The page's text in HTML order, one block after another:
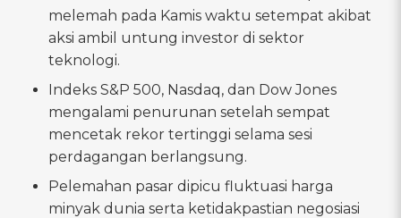
melemah pada Kamis waktu setempat akibat
aksi ambil untung investor di sektor
teknologi.
Indeks S&P 500, Nasdaq, dan Dow Jones
mengalami penurunan setelah sempat
mencetak rekor tertinggi selama sesi
perdagangan berlangsung.
Pelemahan pasar dipicu fluktuasi harga
minyak dunia serta ketidakpastian negosiasi